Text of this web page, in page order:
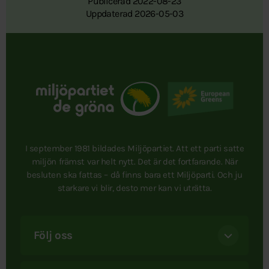
Uppdaterad 2026-05-03
I september 1981 bildades Miljöpartiet. Att ett parti satte
miljön främst var helt nytt. Det är det fortfarande. När
besluten ska fattas – då finns bara ett Miljöparti. Och ju
starkare vi blir, desto mer kan vi uträtta.
Följ oss